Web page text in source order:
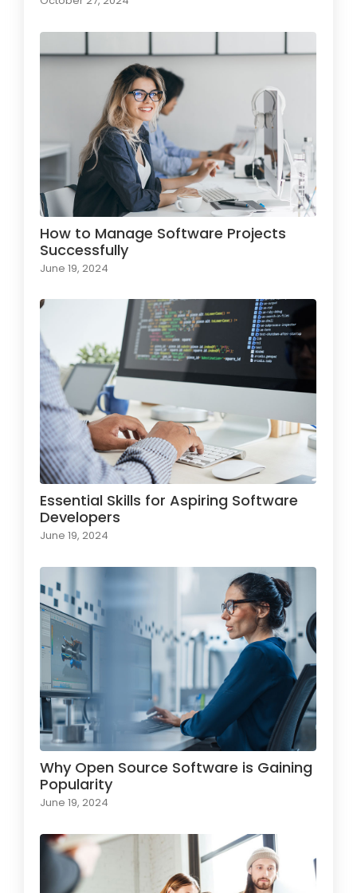
How to Manage Software Projects
Successfully
June 19, 2024
Essential Skills for Aspiring Software
Developers
June 19, 2024
Why Open Source Software is Gaining
Popularity
June 19, 2024